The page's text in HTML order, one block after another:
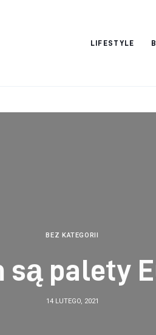
LIFESTYLE
Dreams
BEZ KATEGORII
są palety
14 LUTEGO, 2021